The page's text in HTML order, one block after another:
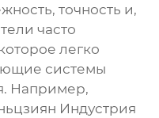
точность и,
часто
легко
системы
Например,
Индустрия